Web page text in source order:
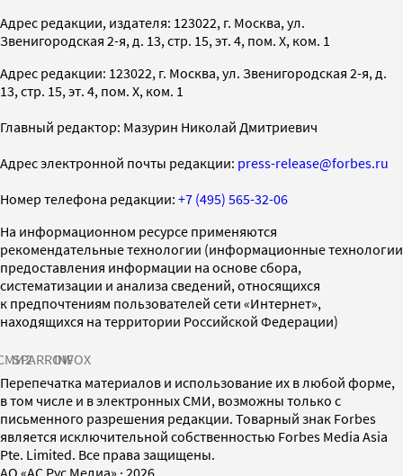
Адрес редакции, издателя: 123022, г. Москва, ул.
Звенигородская 2-я, д. 13, стр. 15, эт. 4, пом. X, ком. 1
Адрес редакции: 123022, г. Москва, ул. Звенигородская 2-я, д.
13, стр. 15, эт. 4, пом. X, ком. 1
Главный редактор: Мазурин Николай Дмитриевич
Адрес электронной почты редакции: press-release@forbes.ru
Номер телефона редакции: +7 (495) 565-32-06
На информационном ресурсе применяются
рекомендательные технологии (информационные технологии
предоставления информации на основе сбора,
систематизации и анализа сведений, относящихся
к предпочтениям пользователей сети «Интернет»,
находящихся на территории Российской Федерации)
SPARROWINFOX
Перепечатка материалов и использование их в любой форме,
в том числе и в электронных СМИ, возможны только с
письменного разрешения редакции. Товарный знак Forbes
является исключительной собственностью Forbes Media Asia
Pte. Limited. Все права защищены.
AO «АС Рус Медиа» · 2026